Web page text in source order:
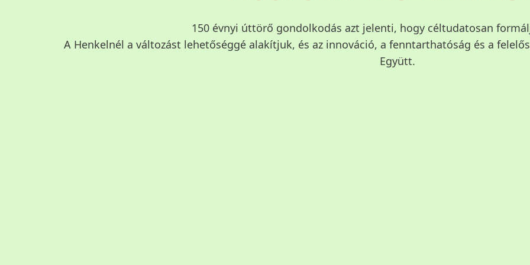
150 évnyi úttörő gondolkodás azt jelenti, hogy céltudatosan
A Henkelnél a változást lehetőséggé alakítjuk, és az innováció, a fenntarthatóság és a
Együtt.